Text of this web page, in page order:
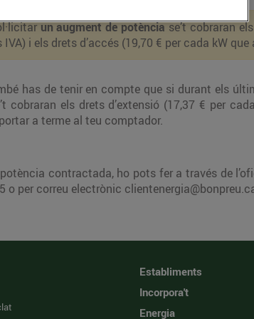
un augment de potènciase’t cobraran
IVA) i els drets d’accés (19,70 € per cada kW
has de tenir en compte que si durant els
cobraran els drets d’extensió (17,37 € per
a terme al teu comptador.
contractada, ho pots fer a través de
o per correu electrònic
Establiments
Incorpora't
Energia